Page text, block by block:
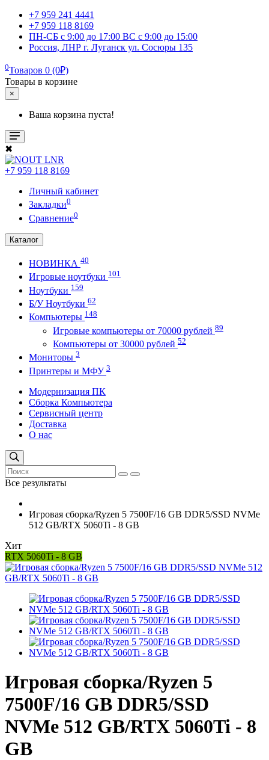
+7 959 241 4441
+7 959 118 8169
ПН-СБ с 9:00 до 17:00 ВС с 9:00 до 15:00
Россия, ЛНР г. Луганск ул. Сосюры 135
0Товаров 0 (0₽)
Товары в корзине
×
Ваша корзина пуста!
✖
+7 959 118 8169
Личный кабинет
Закладки0
Сравнение0
Каталог
НОВИНКА 40
Игровые ноутбуки 101
Ноутбуки 159
Б/У Ноутбуки 62
Компьютеры 148
Игровые компьютеры от 70000 рублей 89
Компьютеры от 30000 рублей 52
Мониторы 3
Принтеры и МФУ 3
Модернизация ПК
Сборка Компьютера
Сервисный центр
Доставка
О нас
Все результаты
Игровая сборка/Ryzen 5 7500F/16 GB DDR5/SSD NVMe
512 GB/RTX 5060Ti - 8 GB
Хит
RTX 5060Ti - 8 GB
Игровая сборка/Ryzen 5
7500F/16 GB DDR5/SSD
NVMe 512 GB/RTX 5060Ti - 8
GB